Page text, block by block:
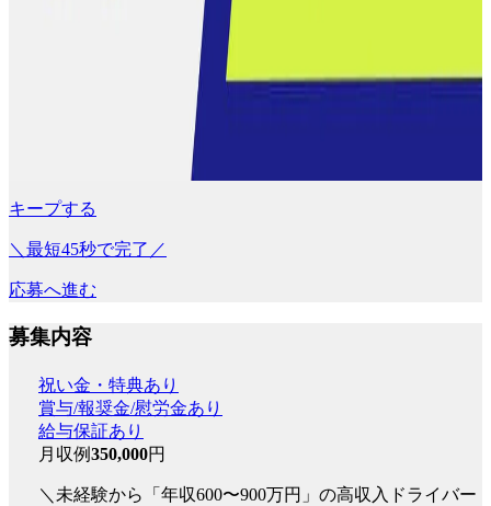
キープする
＼最短45秒で完了／
応募へ進む
募集内容
祝い金・特典あり
賞与/報奨金/慰労金あり
給与保証あり
月収例350,000円
＼未経験から「年収600〜900万円」の高収入ドライバー